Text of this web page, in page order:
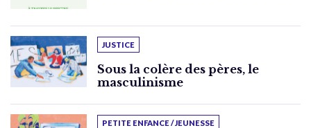
JUSTICE
Sous la colère des pères, le
masculinisme
PETITE ENFANCE / JEUNESSE